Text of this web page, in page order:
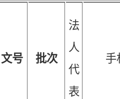
文号 批次
法
人
代
表
手